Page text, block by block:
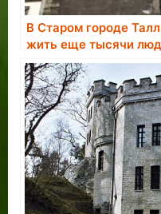
В Старом городе
жить еще тысячи
нужно отобрать у
владельцев